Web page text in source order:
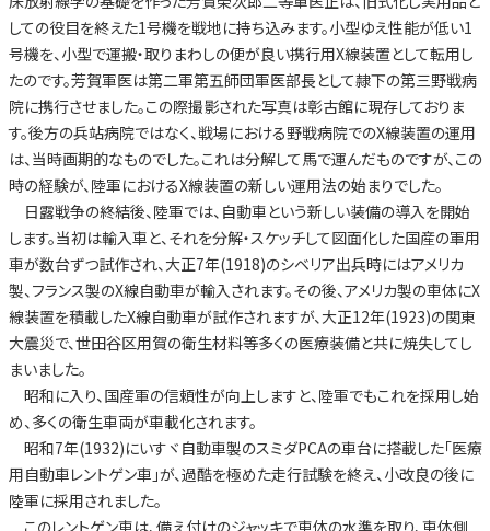
しての役目を終えた1号機を戦地に持ち込みます。小型ゆえ性能が低い1
号機を、小型で運搬・取りまわしの便が良い携行用X線装置として転用し
たのです。芳賀軍医は第二軍第五師団軍医部長として隷下の第三野戦病
院に携行させました。この際撮影された写真は彰古館に現存しておりま
す。後方の兵站病院ではなく、戦場における野戦病院でのX線装置の運用
は、当時画期的なものでした。これは分解して馬で運んだものですが、この
時の経験が、陸軍におけるX線装置の新しい運用法の始まりでした。
日露戦争の終結後、陸軍では、自動車という新しい装備の導入を開始
します。当初は輸入車と、それを分解・スケッチして図面化した国産の軍用
車が数台ずつ試作され、大正7年(1918)のシベリア出兵時にはアメリカ
製、フランス製のX線自動車が輸入されます。その後、アメリカ製の車体にX
線装置を積載したX線自動車が試作されますが、大正12年(1923)の関東
大震災で、世田谷区用賀の衛生材料等多くの医療装備と共に焼失してし
まいました。
昭和に入り、国産軍の信頼性が向上しますと、陸軍でもこれを採用し始
め、多くの衛生車両が車載化されます。
昭和7年(1932)にいすヾ自動車製のスミダPCAの車台に搭載した「医療
用自動車レントゲン車」が、過酷を極めた走行試験を終え、小改良の後に
陸軍に採用されました。
このレントゲン車は、備え付けのジャッキで車体の水準を取り、車体側